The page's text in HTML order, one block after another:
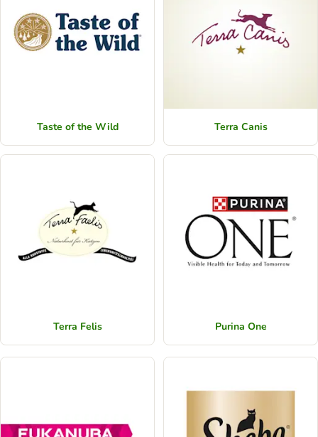
Taste of the Wild Terra Canis
Terra Felis Purina One